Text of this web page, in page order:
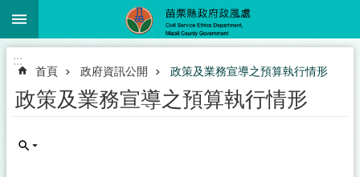
跳到主要內容區塊
階
搜
:::
首頁 政府資訊公開 政策及業務宣導之預算執行情形
政策及業務宣導之預算執行情形